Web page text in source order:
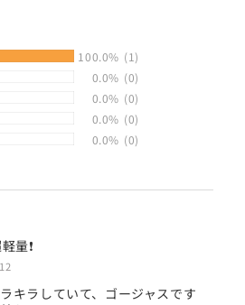
100.0% (1)
0.0% (0)
0.0% (0)
0.0% (0)
0.0% (0)
量❗️
キラしていて、ゴージャスです